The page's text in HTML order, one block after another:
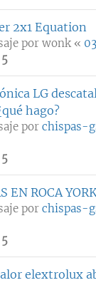
2x1 Equation
por wonk«
5
LG
hago?
por chispas-
5
EN ROCA
por chispas-
5
elextrolux